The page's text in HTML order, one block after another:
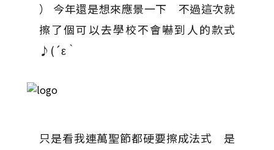
） 今年還是想來應景一下 不過這次就
擦了個可以去學校不會嚇到人的款式
♪(´ε｀
只是看我連萬聖節都硬要擦成法式 是